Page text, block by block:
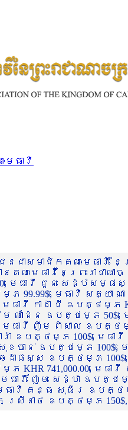
េធាវី
ាសមាជិកគណៈមេធាវី
ានគណៈមេធាវីនៃព្រះរា
មេធាវី ជួន សេដ្ឋស
មេធាវី សត្យា ណ
េធាវី កាដា ជី ឧបត្ថម្ភ
ម ណាដែន ឧបត្ថម្ភ 50$,
មេធាវី ញឹម ពិសាល ឧបត្ថ
រ៉ា ឧបត្ថម្ភ 100$, មេ
សុខចាន់ ឧបត្ថម្ភ
ឆដាផស្ស ឧបត្ថម្ភ
ភ KHR 741,000.00, មេ
ាវី ញ៉ែម សេដ្ឋា ឧបត្ថ
ាវី គន្ធ សុធីរ ឧបត្ថម្ភ
ក ស្រីនាថ ឧបត្ថម្ភ 150$,